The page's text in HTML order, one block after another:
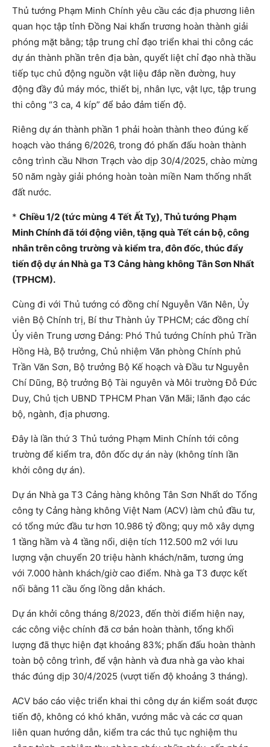
Thủ tướng Phạm Minh Chính yêu cầu các địa phương liên
quan học tập tỉnh Đồng Nai khẩn trương hoàn thành giải
phóng mặt bằng; tập trung chỉ đạo triển khai thi công các
dự án thành phần trên địa bàn, quyết liệt chỉ đạo nhà thầu
tiếp tục chủ động nguồn vật liệu đắp nền đường, huy
động đầy đủ máy móc, thiết bị, nhân lực, vật lực, tập trung
thi công “3 ca, 4 kíp” để bảo đảm tiến độ.
Riêng dự án thành phần 1 phải hoàn thành theo đúng kế
hoạch vào tháng 6/2026, trong đó phấn đấu hoàn thành
công trình cầu Nhơn Trạch vào dịp 30/4/2025, chào mừng
50 năm ngày giải phóng hoàn toàn miền Nam thống nhất
đất nước.
* Chiều 1/2 (tức mùng 4 Tết Ất Tỵ), Thủ tướng Phạm
Minh Chính đã tới động viên, tặng quà Tết cán bộ, công
nhân trên công trường và kiểm tra, đôn đốc, thúc đẩy
tiến độ dự án Nhà ga T3 Cảng hàng không Tân Sơn Nhất
(TPHCM).
Cùng đi với Thủ tướng có đồng chí Nguyễn Văn Nên, Ủy
viên Bộ Chính trị, Bí thư Thành ủy TPHCM; các đồng chí
Ủy viên Trung ương Đảng: Phó Thủ tướng Chính phủ Trần
Hồng Hà, Bộ trưởng, Chủ nhiệm Văn phòng Chính phủ
Trần Văn Sơn, Bộ trưởng Bộ Kế hoạch và Đầu tư Nguyễn
Chí Dũng, Bộ trưởng Bộ Tài nguyên và Môi trường Đỗ Đức
Duy, Chủ tịch UBND TPHCM Phan Văn Mãi; lãnh đạo các
bộ, ngành, địa phương.
Đây là lần thứ 3 Thủ tướng Phạm Minh Chính tới công
trường để kiểm tra, đôn đốc dự án này (không tính lần
khởi công dự án).
Dự án Nhà ga T3 Cảng hàng không Tân Sơn Nhất do Tổng
công ty Cảng hàng không Việt Nam (ACV) làm chủ đầu tư,
có tổng mức đầu tư hơn 10.986 tỷ đồng; quy mô xây dựng
1 tầng hầm và 4 tầng nổi, diện tích 112.500 m2 với lưu
lượng vận chuyển 20 triệu hành khách/năm, tương ứng
với 7.000 hành khách/giờ cao điểm. Nhà ga T3 được kết
nối bằng 11 cầu ống lồng dẫn khách.
Dự án khởi công tháng 8/2023, đến thời điểm hiện nay,
các công việc chính đã cơ bản hoàn thành, tổng khối
lượng đã thực hiện đạt khoảng 83%; phấn đấu hoàn thành
toàn bộ công trình, để vận hành và đưa nhà ga vào khai
thác đúng dịp 30/4/2025 (vượt tiến độ khoảng 3 tháng).
ACV báo cáo việc triển khai thi công dự án kiểm soát được
tiến độ, không có khó khăn, vướng mắc và các cơ quan
liên quan hướng dẫn, kiểm tra các thủ tục nghiệm thu